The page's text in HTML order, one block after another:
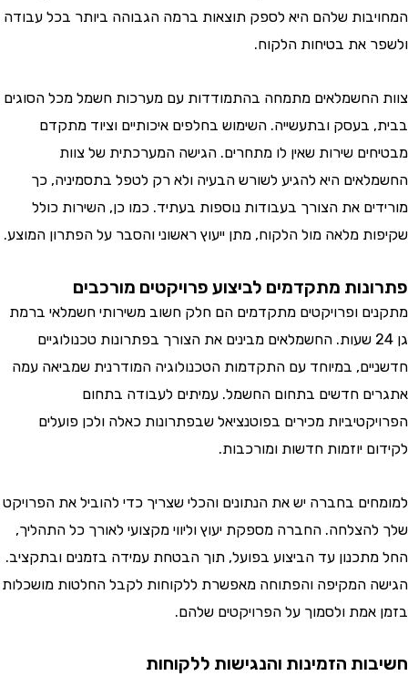
שלהם היא לספק תוצאות ברמה הגבוהה ביותר בכל עבודה
את בטיחות הלקוח.
החשמלאים מתמחה בהתמודדות עם מערכות חשמל מכל הסוגים
בעסק ובתעשייה. השימוש בחלפים איכותיים וציוד מתקדם
שירות שאין לו מתחרים. הגישה המערכתית של צוות
היא להגיע לשורש הבעיה ולא רק לטפל בתסמיניה, כך
את הצורך בעבודות נוספות בעתיד. כמו כן, השירות כולל
מלאה מול הלקוח, מתן ייעוץ ראשוני והסבר על הפתרון המוצע.
מתקדמים לביצוע פרויקטים מורכבים
ופרויקטים מתקדמים הם חלק חשוב משירותי חשמלאי ברמת
גן 24 שעות. החשמלאים מבינים את הצורך בפתרונות טכנולוגיים
במיוחד עם התקדמות הטכנולוגיה המודרנית שמביאה עמה
חדשים בתחום החשמל. עמיתים לעבודה בתחום
מכירים בפוטנציאל שבפתרונות כאלה ולכן פועלים
יוזמות חדשות ומורכבות.
בחברה יש את הנתונים והכלי שצריך כדי להוביל את הפרויקט
החברה מספקת יעוץ וליווי מקצועי לאורך כל התהליך,
עד הביצוע בפועל, תוך הבטחת עמידה בזמנים ובתקציב.
המקיפה והפתוחה מאפשרת ללקוחות לקבל החלטות מושכלות
ולסמוך על הפרויקטים שלהם.
הזמינות והנגישות ללקוחות